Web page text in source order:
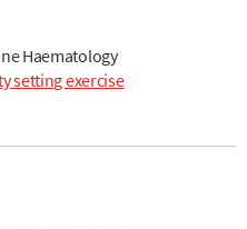
Haematology
setting exercise